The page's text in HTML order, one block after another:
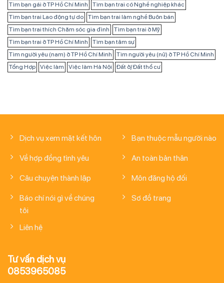
Tìm bạn gái ở TP Hồ Chí Minh
Tìm bạn trai có Nghề nghiệp khác
Tìm bạn trai Lao động tự do
Tìm bạn trai làm nghề Buôn bán
Tìm bạn trai thích Chăm sóc gia đình
Tìm bạn trai ở Mỹ
Tìm bạn trai ở TP Hồ Chí Minh
Tìm bạn tâm sự
Tìm người yêu (nam) ở TP Hồ Chí Minh
Tìm người yêu (nữ) ở TP Hồ Chí Minh
Tổng Hợp
Việc làm Việc làm Hà Nội Đất ở/ Đất thổ cư
Dịch vụ xem mặt kết hôn
Về hợp đồng tình yêu
Câu chuyện thành lập
Báo chí nói gì về chúng
tôi
Liên hệ
Bạn thuộc mẫu người nào
An toàn bản thân
Môn đăng hộ đối
Sơ đồ trang
Tư vấn dịch vụ
0853965085